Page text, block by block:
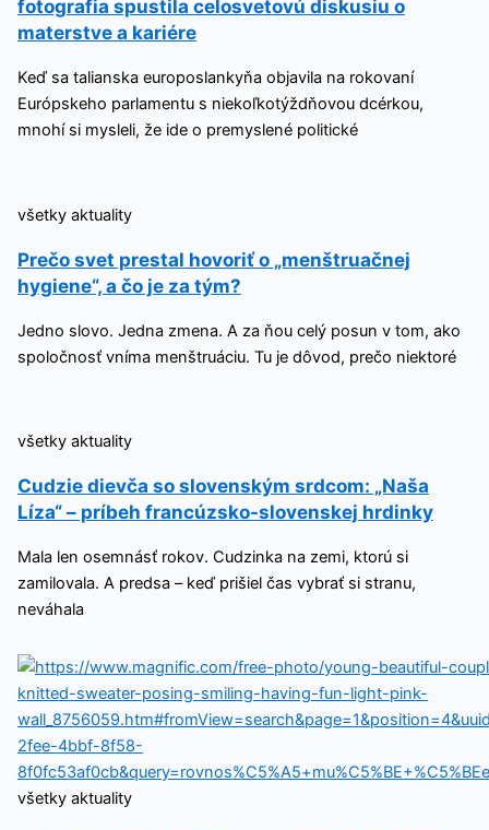
fotografia spustila celosvetovú diskusiu o
materstve a kariére
Keď sa talianska europoslankyňa objavila na rokovaní
Európskeho parlamentu s niekoľkotýždňovou dcérkou,
mnohí si mysleli, že ide o premyslené politické
všetky aktuality
Prečo svet prestal hovoriť o „menštruačnej
hygiene“, a čo je za tým?
Jedno slovo. Jedna zmena. A za ňou celý posun v tom, ako
spoločnosť vníma menštruáciu. Tu je dôvod, prečo niektoré
všetky aktuality
Cudzie dievča so slovenským srdcom: „Naša
Líza“ – príbeh francúzsko-slovenskej hrdinky
Mala len osemnásť rokov. Cudzinka na zemi, ktorú si
zamilovala. A predsa – keď prišiel čas vybrať si stranu,
neváhala
všetky aktuality